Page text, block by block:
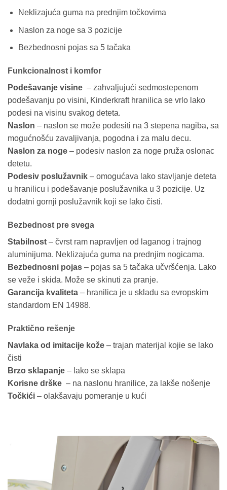
Neklizajuća guma na prednjim točkovima
Naslon za noge sa 3 pozicije
Bezbednosni pojas sa 5 tačaka
Funkcionalnost i komfor
Podešavanje visine – zahvaljujući sedmostepenom
podešavanju po visini, Kinderkraft hranilica se vrlo lako
podesi na visinu svakog deteta.
Naslon – naslon se može podesiti na 3 stepena nagiba, sa
mogućnošću zavaljivanja, pogodna i za malu decu.
Naslon za noge – podesiv naslon za noge pruža oslonac
detetu.
Podesiv poslužavnik – omogućava lako stavljanje deteta
u hranilicu i podešavanje poslužavnika u 3 pozicije. Uz
dodatni gornji poslužavnik koji se lako čisti.
Bezbednost pre svega
Stabilnost – čvrst ram napravljen od laganog i trajnog
aluminijuma. Neklizajuća guma na prednjim nogicama.
Bezbednosni pojas – pojas sa 5 tačaka učvršćenja. Lako
se veže i skida. Može se skinuti za pranje.
Garancija kvaliteta – hranilica je u skladu sa evropskim
standardom EN 14988.
Praktično rešenje
Navlaka od imitacije kože – trajan materijal kojie se lako
čisti
Brzo sklapanje – lako se sklapa
Korisne drške – na naslonu hranilice, za lakše nošenje
Točkići – olakšavaju pomeranje u kući